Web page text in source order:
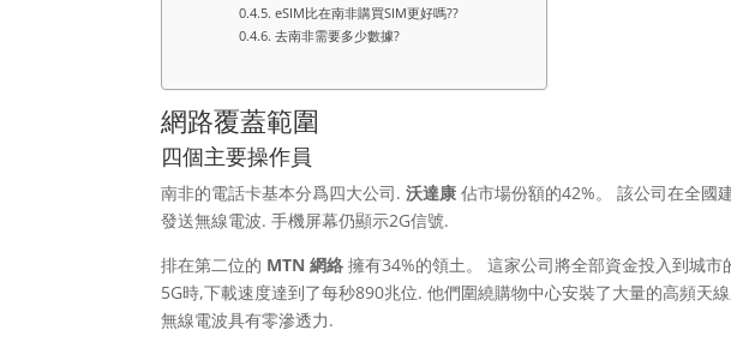
eSIM比在南非購買SIM更好嗎??
去南非需要多少數據?
網路覆蓋範圍
四個主要操作員
南非的電話卡基本分爲四大公司.沃達康 佔市場份額的42%。 該公司在全國
發送無線電波. 手機屏幕仍顯示2G信號.
排在第二位的 MTN 網絡 擁有34%的領土。 這家公司將全部資金投入到城
5G時,下載速度達到了每秒890兆位. 他們圍繞購物中心安裝了大量的高頻天
無線電波具有零滲透力.